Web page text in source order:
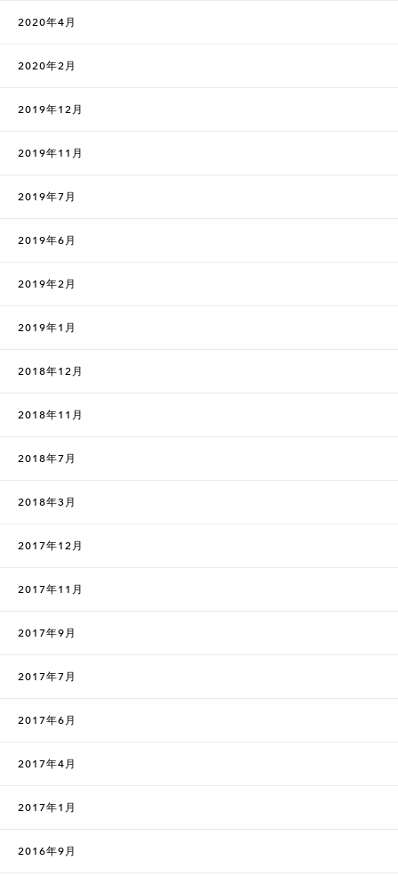
2020年4月
2020年2月
2019年12月
2019年11月
2019年7月
2019年6月
2019年2月
2019年1月
2018年12月
2018年11月
2018年7月
2018年3月
2017年12月
2017年11月
2017年9月
2017年7月
2017年6月
2017年4月
2017年1月
2016年9月